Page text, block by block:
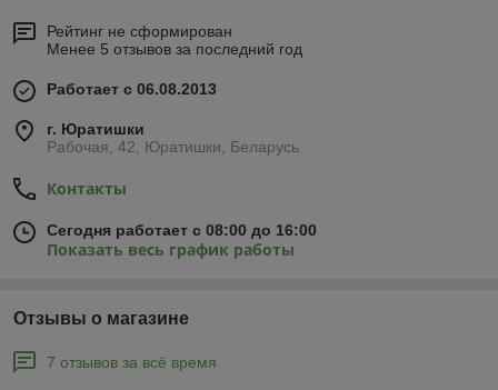
Рейтинг не сформирован
Менее 5 отзывов за последний год
Работает с 06.08.2013
г. Юратишки
Рабочая, 42, Юратишки, Беларусь
Контакты
Сегодня работает с 08:00 до 16:00
Показать весь график работы
Отзывы о магазине
7 отзывов за всё время